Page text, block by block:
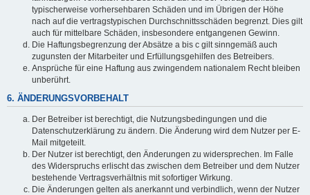
typischerweise vorhersehbaren Schäden und im Übrigen der Höhe
nach auf die vertragstypischen Durchschnittsschäden begrenzt. Dies gilt
auch für mittelbare Schäden, insbesondere entgangenen Gewinn.
Die Haftungsbegrenzung der Absätze a bis c gilt sinngemäß auch
zugunsten der Mitarbeiter und Erfüllungsgehilfen des Betreibers.
Ansprüche für eine Haftung aus zwingendem nationalem Recht bleiben
unberührt.
6. ÄNDERUNGSVORBEHALT
Der Betreiber ist berechtigt, die Nutzungsbedingungen und die
Datenschutzerklärung zu ändern. Die Änderung wird dem Nutzer per E-
Mail mitgeteilt.
Der Nutzer ist berechtigt, den Änderungen zu widersprechen. Im Falle
des Widerspruchs erlischt das zwischen dem Betreiber und dem Nutzer
bestehende Vertragsverhältnis mit sofortiger Wirkung.
Die Änderungen gelten als anerkannt und verbindlich, wenn der Nutzer